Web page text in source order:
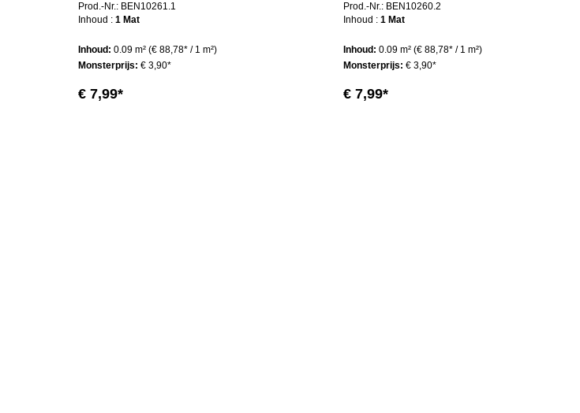
Prod.-Nr.: BEN10261.1
Inhoud : 1 Mat
Inhoud: 0.09 m² (€ 88,78* / 1 m²)
Monsterprijs: € 3,90*
€ 7,99*
Prod.-Nr.: BEN10260.2
Inhoud : 1 Mat
Inhoud: 0.09 m² (€ 88,78* / 1 m²)
Monsterprijs: € 3,90*
€ 7,99*